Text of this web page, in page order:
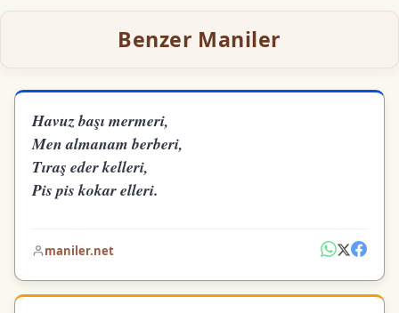
Benzer Maniler
Havuz başı mermeri,
Men almanam berberi,
Tıraş eder kelleri,
Pis pis kokar elleri.
maniler.net